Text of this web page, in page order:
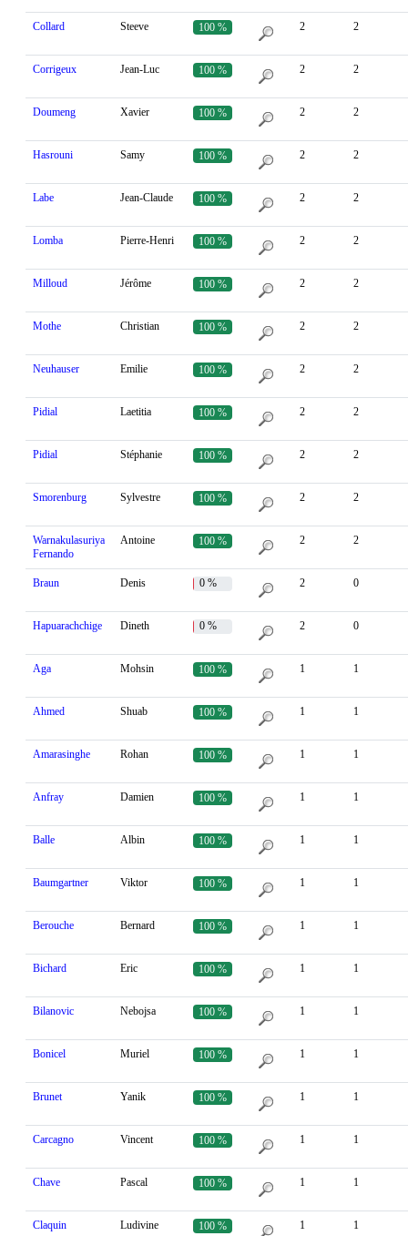
Collard Steeve 100 % 2 2
Corrigeux Jean-Luc 100 % 2 2
Doumeng Xavier 100 % 2 2
Hasrouni Samy 100 % 2 2
Labe Jean-Claude 100 % 2 2
Lomba Pierre-Henri 100 % 2 2
Milloud Jérôme 100 % 2 2
Mothe Christian 100 % 2 2
Neuhauser Emilie 100 % 2 2
Pidial Laetitia 100 % 2 2
Pidial Stéphanie 100 % 2 2
Smorenburg Sylvestre 100 % 2 2
Warnakulasuriya
Fernando
Antoine 100 % 2 2
Braun Denis 0 % 2 0
Hapuarachchige Dineth 0 % 2 0
Aga Mohsin 100 % 1 1
Ahmed Shuab 100 % 1 1
Amarasinghe Rohan 100 % 1 1
Anfray Damien 100 % 1 1
Balle Albin 100 % 1 1
Baumgartner Viktor 100 % 1 1
Berouche Bernard 100 % 1 1
Bichard Eric 100 % 1 1
Bilanovic Nebojsa 100 % 1 1
Bonicel Muriel 100 % 1 1
Brunet Yanik 100 % 1 1
Carcagno Vincent 100 % 1 1
Chave Pascal 100 % 1 1
Claquin Ludivine 100 % 1 1